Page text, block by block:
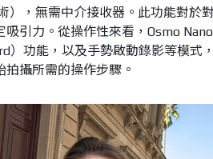
），無需中介接收器。此功能對於
引力。從操作性來看，Osmo
）功能，以及手勢啟動錄影等模式
攝所需的操作步驟。